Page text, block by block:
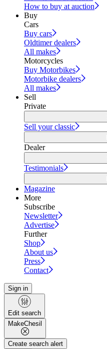
How to buy at auction
Buy
Cars
Buy cars
Oldtimer dealers
All makes
Motorcycles
Buy Motorbikes
Motorbike dealers
All makes
Sell
Private
Sell your classic
Dealer
Testimonials
Magazine
More
Subscribe
Newsletter
Advertise
Further
Shop
About us
Press
Contact
Sign in
Edit search
MakeChesil
Create search alert